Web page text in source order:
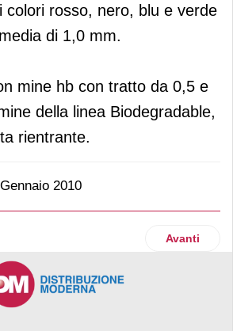
colori rosso, nero, blu e verde
di 1,0 mm.
mine hb con tratto da 0,5 e
della linea Biodegradable,
rientrante.
2010
Mareblu porta in tavola il VeroSapore
Articolo
Avanti